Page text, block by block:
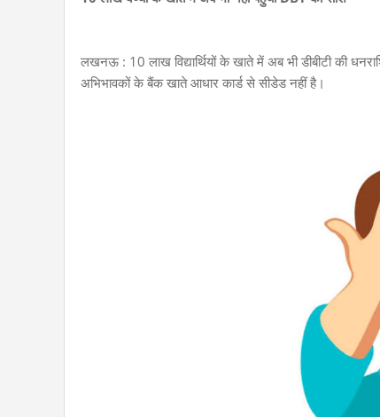
लखनऊ : 10 लाख विद्यार्थियों के खाते में अब भी डीबीटी की
अभिभावकों के बैंक खाते आधार कार्ड से सीडेड नहीं है।